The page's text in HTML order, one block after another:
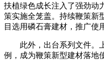
扶植绿色成长注入了强劲动
策实施全笼盖。持续鞭策新
目选用磷石膏建材，推广使
此外，出台系列文件。上
例，成为鞭策新型建材落地